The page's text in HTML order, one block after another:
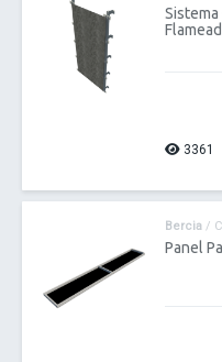
Sistema
3361
Bercia /
Panel